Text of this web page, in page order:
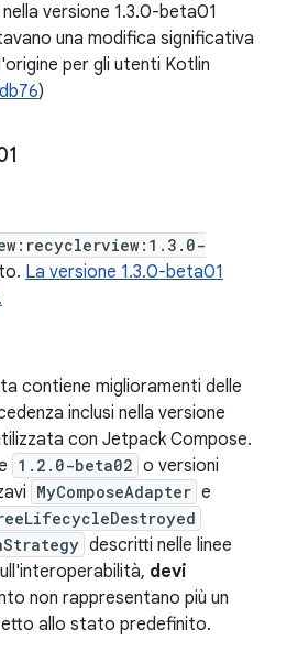
versione 1.3.0-beta01
una modifica significativa
per gli utenti Kotlin
)
La versione 1.3.0-beta01
contiene miglioramenti delle
inclusi nella versione
con Jetpack Compose.
1.2.0-beta02 o versioni
MyComposeAdapter e
descritti nelle linee
devi
non rappresentano più un
allo stato predefinito.